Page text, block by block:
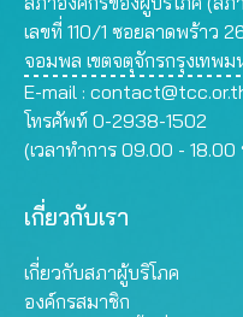
เลขที่ 110/1 ซอยลาดพร้าว
จอมพล เขตจตุจักรกรุงเทพ
E-mail :
โทรศัพท์ 0-2938-1502
(เวลาทำการ 09.00 - 18.00
เกี่ยวกับเรา
เกี่ยวกับสภาผู้บริโภค
องค์กรสมาชิก